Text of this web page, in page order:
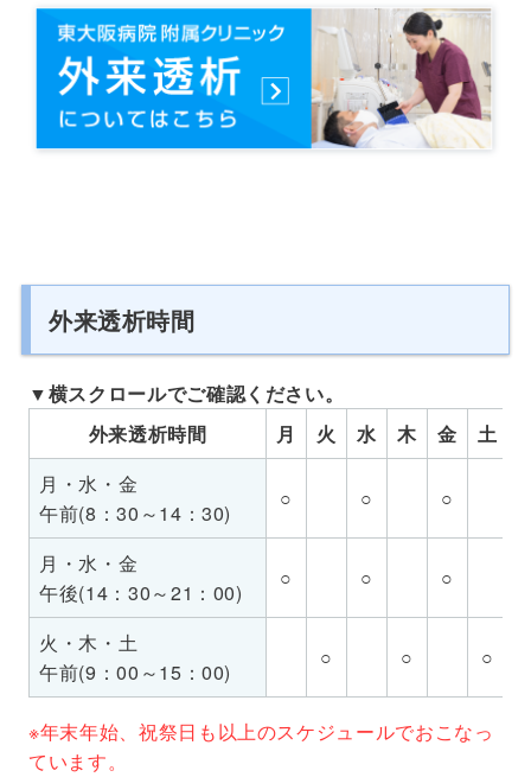
外来透析時間
外来透析時間 月 火 水 木 金
土
月・水・金
午前(8：30～14：30)
○ ○ ○
月・水・金
午後(14：30～21：00)
○ ○ ○
火・木・土
午前(9：00～15：00)
○ ○ ○
※年末年始、祝祭日も以上のスケジュールでおこなっ
ています。